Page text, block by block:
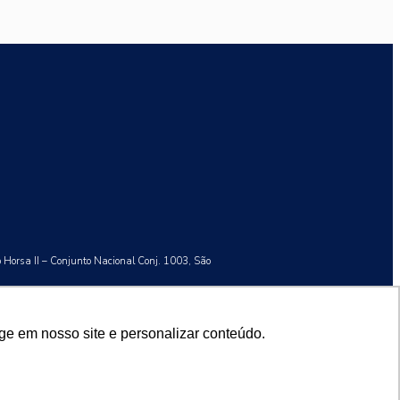
em nosso site e personalizar conteúdo.
II – Conjunto Nacional Conj. 1003, São